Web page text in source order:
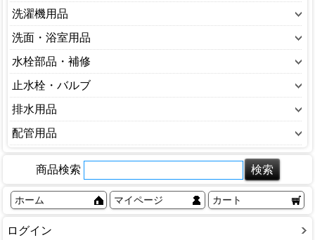
単水栓
水栓部品
パッキン・ゴム
排水ホース・金具
排水目皿
便座
トイレ用部品
パッキン
水栓部品
洗濯機用品
単水栓
水栓部品
パッキン・ゴム
排水ホース・金具
洗面・浴室用品
シャワー用品
混合栓
単水栓
水栓部品
パッキン・ゴム
排水ホース・金具
排水目皿
水栓部品・補修
混合栓
単水栓
散水栓
ベンリーカン
散水栓BOX
水道・配管用工具
止水栓・バルブ
ストップバルブ
フードバルブ
ボールバルブ
減圧弁・安全弁
排水用品
ゴム栓
排水ホース・金具
排水目皿
配管用品
パイプクリーナー
バスポンプ
バンド
塩ビパイプ
商品検索
ホーム マイページ カート
ログイン